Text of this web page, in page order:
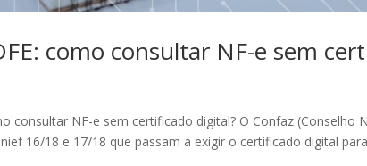
como consultar NF-e sem
consultar NF-e sem certificado digital? O Confaz (Conselho
16/18 e 17/18 que passam a exigir o certificado digital